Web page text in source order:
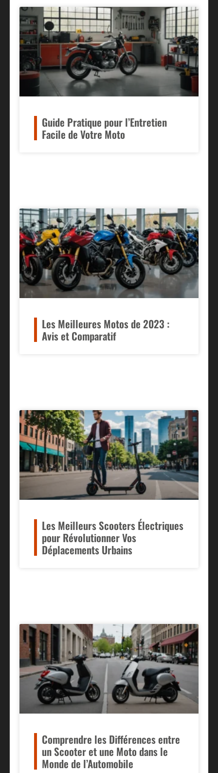
Guide Pratique pour l’Entretien
Facile de Votre Moto
Les Meilleures Motos de 2023 :
Avis et Comparatif
Les Meilleurs Scooters Électriques
pour Révolutionner Vos
Déplacements Urbains
Comprendre les Différences entre
un Scooter et une Moto dans le
Monde de l’Automobile